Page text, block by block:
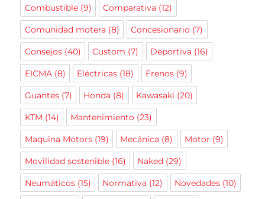
Combustible(9) Comparativa (12)
Comunidad motera (8) Concesionario (7)
Consejos(40) Custom (7) Deportiva (16)
EICMA(8) Eléctricas (18) Frenos (9)
Guantes(7) Honda (8) Kawasaki (20)
KTM (14) Mantenimiento (23)
Maquina Motors(19) Mecánica (8) Motor (9)
Movilidad sostenible(16) Naked (29)
Neumáticos(15) Normativa (12) Novedades (10)